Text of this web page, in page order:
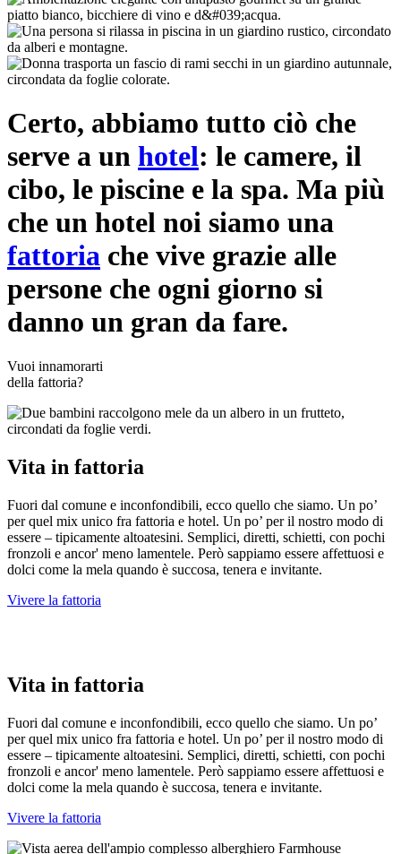
Certo, abbiamo tutto ciò che
serve a un hotel: le camere, il
cibo, le piscine e la spa. Ma più
che un hotel noi siamo una
fattoria che vive grazie alle
persone che ogni giorno si
danno un gran da fare.
Vuoi innamorarti
della fattoria?
Vita in fattoria
Fuori dal comune e inconfondibili, ecco quello che siamo. Un po’
per quel mix unico fra fattoria e hotel. Un po’ per il nostro modo di
essere – tipicamente altoatesini. Semplici, diretti, schietti, con pochi
fronzoli e ancor' meno lamentele. Però sappiamo essere affettuosi e
dolci come la mela quando è succosa, tenera e invitante.
Vivere la fattoria
Vita in fattoria
Fuori dal comune e inconfondibili, ecco quello che siamo. Un po’
per quel mix unico fra fattoria e hotel. Un po’ per il nostro modo di
essere – tipicamente altoatesini. Semplici, diretti, schietti, con pochi
fronzoli e ancor' meno lamentele. Però sappiamo essere affettuosi e
dolci come la mela quando è succosa, tenera e invitante.
Vivere la fattoria